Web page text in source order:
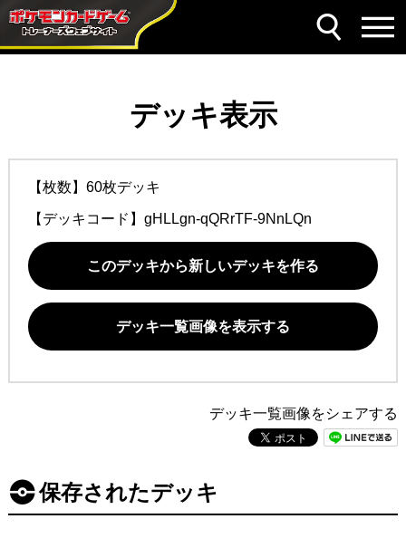
デッキ表示
【枚数】60枚デッキ
【デッキコード】 gHLLgn-qQRrTF-9NnLQn
このデッキから新しいデッキを作る
デッキ一覧画像を表示する
デッキ一覧画像をシェアする
保存されたデッキ